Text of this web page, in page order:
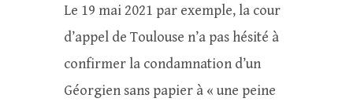
Le 19 mai 2021 par exemple, la cour
d’appel de Toulouse n’a pas hésité à
confirmer la condamnation d’un
Géorgien sans papier à « une peine